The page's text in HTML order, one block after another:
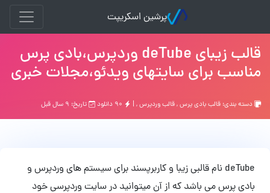
پرشین اسکریپت
قالب زیبای deTube وردپرس،بادی پرس
مناسب برای سایتهای ویدئو،مجلات خبری
دسته بندی: قالب بادی پرس,قالب وردپرس, | تاریخ: ۹ سال قبل
deTube نام قالبی زیبا و کاربرپسند برای سیستم های وردپرس و
بادی پرس می باشد که از آن میتوانید در سایت وردپرسی خود